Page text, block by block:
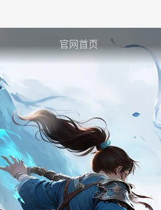
官网首页